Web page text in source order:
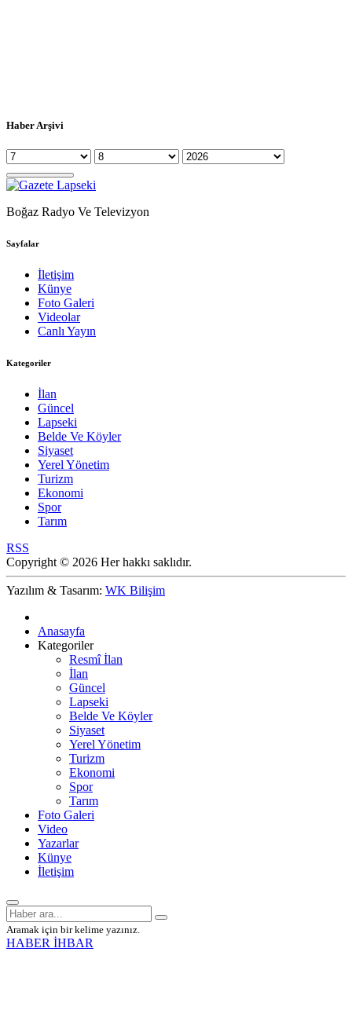
Haber Arşivi
Boğaz Radyo Ve Televizyon
Sayfalar
İletişim
Künye
Foto Galeri
Videolar
Canlı Yayın
Kategoriler
İlan
Güncel
Lapseki
Belde Ve Köyler
Siyaset
Yerel Yönetim
Turizm
Ekonomi
Spor
Tarım
RSS
Copyright © 2026 Her hakkı saklıdır.
Yazılım & Tasarım: WK Bilişim
Anasayfa
Kategoriler
Resmî İlan
İlan
Güncel
Lapseki
Belde Ve Köyler
Siyaset
Yerel Yönetim
Turizm
Ekonomi
Spor
Tarım
Foto Galeri
Video
Yazarlar
Künye
İletişim
Aramak için bir kelime yazınız.
HABER İHBAR